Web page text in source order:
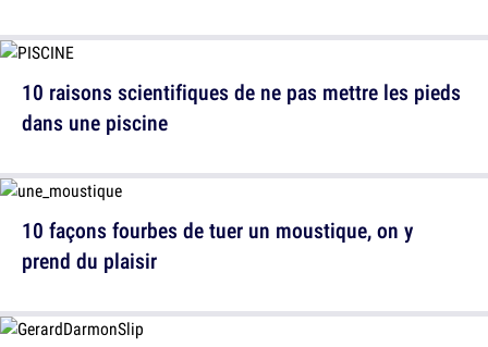
10 façons fourbes de tuer un moustique, on y
prend du plaisir
10 raisons scientifiques de ne pas mettre les pieds
dans une piscine